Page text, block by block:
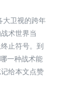
大卫视的跨年
术世界当
止符号。到
一种战术能
给本文点赞